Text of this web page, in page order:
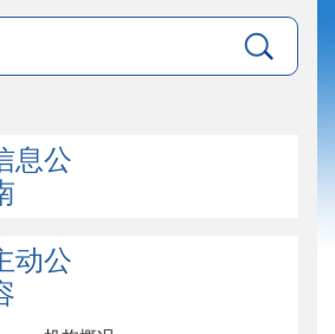
息公
动公